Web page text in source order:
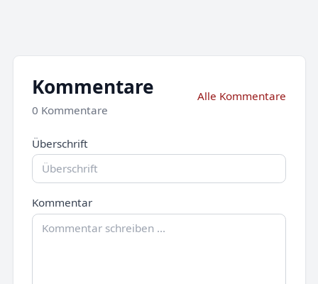
Kommentare
0 Kommentare
Alle Kommentare
Überschrift
Kommentar